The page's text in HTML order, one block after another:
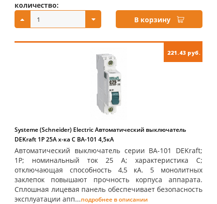
количество:
В корзину
221.43 руб.
Systeme (Schneider) Electric Автоматический выключатель
DEKraft 1Р 25А х-ка C ВА-101 4,5кА
Автоматический выключатель серии ВА-101 DEKraft;
1P; номинальный ток 25 А; характеристика С;
отключающая способность 4,5 кА. 5 монолитных
заклепок повышают прочность корпуса аппарата.
Сплошная лицевая панель обеспечивает безопасность
эксплуатации апп...подробнее в описании